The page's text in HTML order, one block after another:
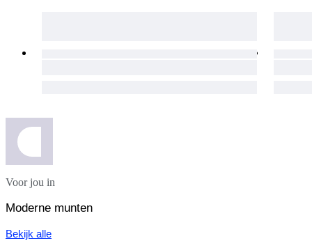
Voor jou in
Moderne munten
Bekijk alle